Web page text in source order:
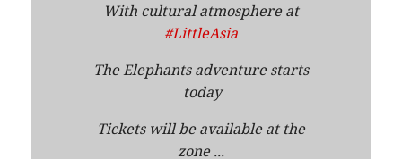
With cultural atmosphere at
#LittleAsia
The Elephants adventure starts
today ‍
Tickets will be available at the
zone ...